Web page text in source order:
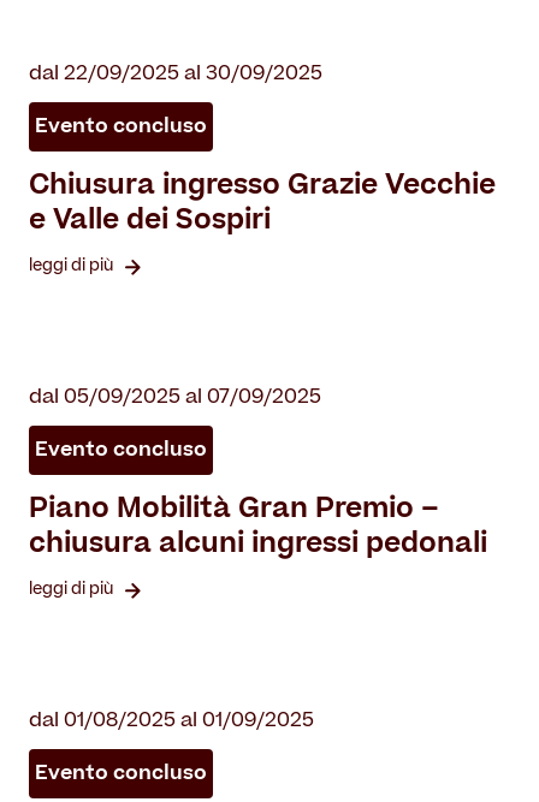
dal 22/09/2025 al 30/09/2025
Evento concluso
Chiusura ingresso Grazie Vecchie
e Valle dei Sospiri
leggi di più
dal 05/09/2025 al 07/09/2025
Evento concluso
Piano Mobilità Gran Premio –
chiusura alcuni ingressi pedonali
leggi di più
dal 01/08/2025 al 01/09/2025
Evento concluso